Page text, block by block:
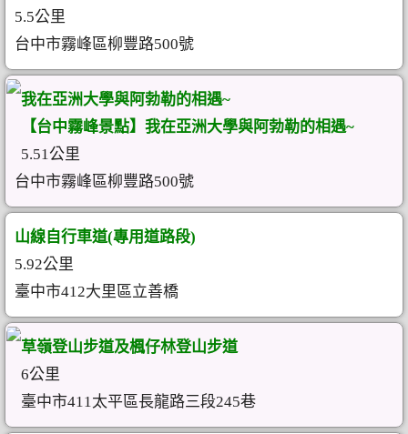
5.5公里
台中市霧峰區柳豐路500號
我在亞洲大學與阿勃勒的相遇~
【台中霧峰景點】我在亞洲大學與阿勃勒的相遇~
5.51公里
台中市霧峰區柳豐路500號
山線自行車道(專用道路段)
5.92公里
臺中市412大里區立善橋
草嶺登山步道及楓仔林登山步道
6公里
臺中市411太平區長龍路三段245巷